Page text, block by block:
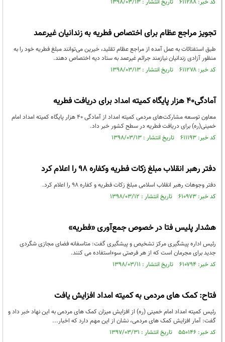
کد خبر: ۶۱۱۲۸۸ تاریخ انتشار : ۱۳۹۸/۰۳/۱۳
تجویز مراجع عظام برای اختصاص فطریه به زندانیان غیرعمد
طبق استفتائات به عمل آمده از مراجع عظام تقلید، خیرین می‌توانند مبلغ فطریه خود را به
منظور آزادی زندانیان نیازمند جرائم غیرعمد به ستاد دیه اختصاص دهند.
کد خبر: ۶۱۱۲۷۸ تاریخ انتشار : ۱۳۹۸/۰۳/۱۳
آمادگی۴۰ هزار پایگاه کمیته امداد برای دریافت فطریه
معاون توسعه مشارکت‌های مردمی کمیته امداد از آمادگی ۴۰ هزار پایگاه کمیته امداد امام
خمینی(ره) برای دریافت فطریه در سطح کشور خبر داد.
کد خبر: ۶۱۱۱۹۳ تاریخ انتشار : ۱۳۹۸/۰۳/۱۳
دفتر رهبر انقلاب مبلغ زکات فطریه وکفاره ۹۸ را اعلام کرد
دفتر وجوهات رهبر انقلاب اسلامی مبلغ زکات فطریه و کفاره ۹۸ را اعلام کرد.
کد خبر: ۶۱۰۹۷۳ تاریخ انتشار : ۱۳۹۸/۰۳/۱۲
هشدار پلیس فتا در خصوص جمع‌آوری «فطریه»
رئیس اداره پیشگیری مرکز تشخیص و پیشگیری گفت: متاسفانه فضای مجازی شگردی
جدید برای مجرمان است که از هر فرصتی سوءاستفاده می کنند.
کد خبر: ۶۱۰۷۹۴ تاریخ انتشار : ۱۳۹۸/۰۳/۱۱
فتاح: کمک های مردمی به کمیته امداد افزایش یافت
رئیس کمیته امداد امام خمینی (ره) از افزایش میزان کمک های مردمی به این نهاد خبر داد و
گفت: آمار افزایش کمک های مردمی، نشان از این مهم دارد که اخبار...
کد خبر: ۵۵۰۱۴۶ تاریخ انتشار : ۱۳۹۷/۰۳/۳۱